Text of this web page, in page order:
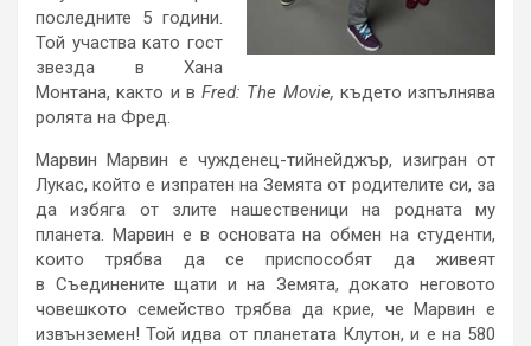
последните 5 години.
Той участва като гост
звезда в Хана
Монтана, както и в Fred: The Movie, където изпълнява
ролята на Фред.
Марвин Марвин е чужденец-тийнейджър, изигран от
Лукас, който е изпратен на Земята от родителите си, за
да избяга от злите нашественици на родната му
планета. Марвин е в основата на обмен на студенти,
които трябва да се приспособят да живеят
в Съединените щати и на Земята, докато неговото
човешкото семейство трябва да крие, че Марвин е
извънземен! Той идва от планетата Клутон, и е на 580